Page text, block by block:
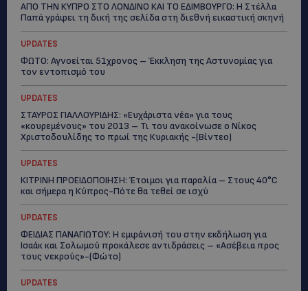
ΑΠΟ ΤΗΝ ΚΥΠΡΟ ΣΤΟ ΛΟΝΔΙΝΟ ΚΑΙ ΤΟ ΕΔΙΜΒΟΥΡΓΟ: Η Στέλλα
Παπά γράφει τη δική της σελίδα στη διεθνή εικαστική σκηνή
UPDATES
ΦΩΤΟ: Αγνοείται 51χρονος – Έκκληση της Αστυνομίας για
τον εντοπισμό του
UPDATES
ΣΤΑΥΡΟΣ ΓΙΑΛΛΟΥΡΙΔΗΣ: «Ευχάριστα νέα» για τους
«κουρεμένους» του 2013 – Τι του ανακοίνωσε ο Νίκος
Χριστοδουλίδης το πρωί της Κυριακής -(Βίντεο)
UPDATES
ΚΙΤΡΙΝΗ ΠΡΟΕΙΔΟΠΟΙΗΣΗ: Έτοιμοι για παραλία – Στους 40°C
και σήμερα η Κύπρος-Πότε θα τεθεί σε ισχύ
UPDATES
ΦΕΙΔΙΑΣ ΠΑΝΑΓΙΩΤΟΥ: Η εμφάνισή του στην εκδήλωση για
Ισαάκ και Σολωμού προκάλεσε αντιδράσεις – «Ασέβεια προς
τους νεκρούς»-(Φώτο)
UPDATES